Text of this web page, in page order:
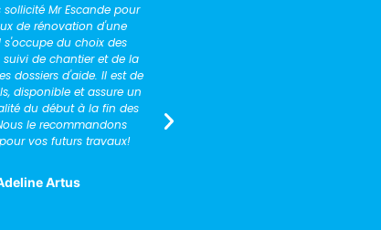
fait appel à Mr Escande
de notre maison, le
très important d'où un
d' aide. Nous avons été
sur la façon dont
améliorer notre habitat
et bienveillance. Malgré de
indépendants de sa
s'est terminé dans de
donc bien évidemment
Mr Escande .